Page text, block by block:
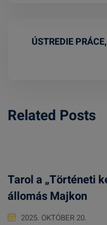
ÚSTREDIE
Related Posts
Tarol a „Történeti
állomás Majkon
2025. OKTÓBER 20.